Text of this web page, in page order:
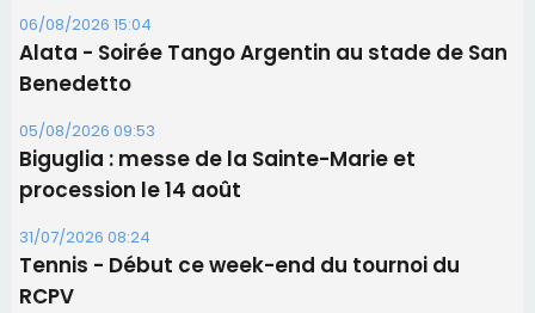
06/08/2026 15:04
Alata - Soirée Tango Argentin au stade de San
Benedetto
05/08/2026 09:53
Biguglia : messe de la Sainte-Marie et
procession le 14 août
31/07/2026 08:24
Tennis - Début ce week-end du tournoi du
RCPV